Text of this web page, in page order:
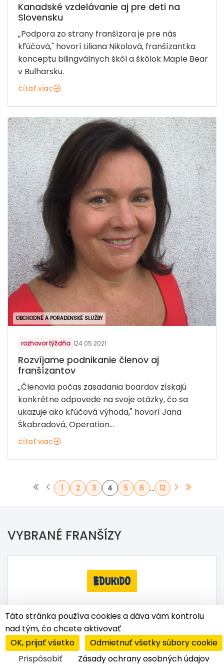
Kanadské vzdelávanie aj pre deti na
Slovensku
„Podpora zo strany franšízora je pre nás
kľúčová," hovorí Liliana Nikolová, franšízantka
konceptu bilingválnych škôl a škôlok Maple Bear
v Bulharsku.
čítať viac
OBCHODNÉ A PORADENSKÉ SLUŽBY
rozhovor týždňa |24.05.2021
Rozvíjame podnikanie členov aj
franšízantov
„Členovia počas zasadania boardov získajú
konkrétne odpovede na svoje otázky, čo sa
ukazuje ako kľúčová výhoda," hovorí Jana
Škabradová, Operation...
čítať viac
1 2 3 4 5 6 ... 12
VYBRANÉ FRANŠÍZY
Edukido
Vzdelávacie aktivity s LEGO®
5 800 €
Táto stránka používa cookies a dáva vám kontrolu
nad tým, čo chcete aktivovať
OK, prijať všetko
Odmietnuť všetky súbory cookie
Prispôsobiť
Zásady ochrany osobných údajov